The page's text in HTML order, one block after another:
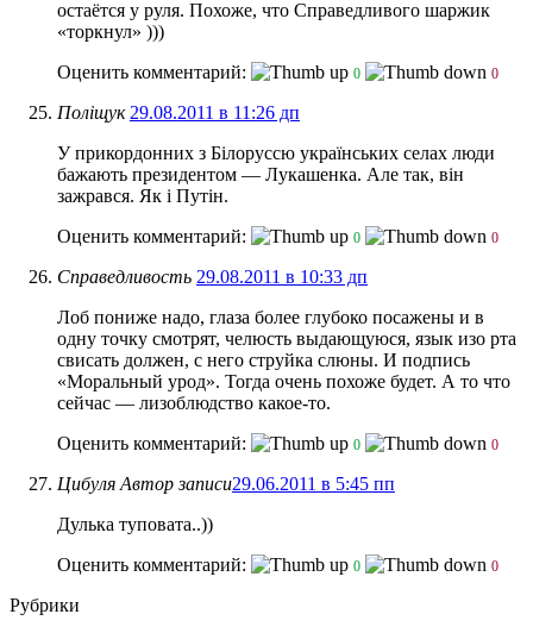
остаётся у руля. Похоже, что Справедливого шаржик
«торкнул» )))
Оценить комментарий:
0 0
Поліщук 29.08.2011 в 11:26 дп
У прикордонних з Білоруссю українських селах люди
бажають президентом — Лукашенка. Але так, він
зажрався. Як і Путін.
Оценить комментарий:
0 0
Справедливость 29.08.2011 в 10:33 дп
Лоб пониже надо, глаза более глубоко посажены и в
одну точку смотрят, челюсть выдающуюся, язык изо рта
свисать должен, с него струйка слюны. И подпись
«Моральный урод». Тогда очень похоже будет. А то что
сейчас — лизоблюдство какое-то.
Оценить комментарий:
0 0
Цибуля Автор записи29.06.2011 в 5:45 пп
Дулька туповата..))
Оценить комментарий:
0 0
Рубрики